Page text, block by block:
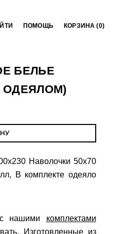
ПОМОЩЬ КОРЗИНА (0)
БЕЛЬЕ
ОДЕЯЛОМ)
Наволочки 50х70
В комплекте одеяло
нашими комплектами
Изготовленные из